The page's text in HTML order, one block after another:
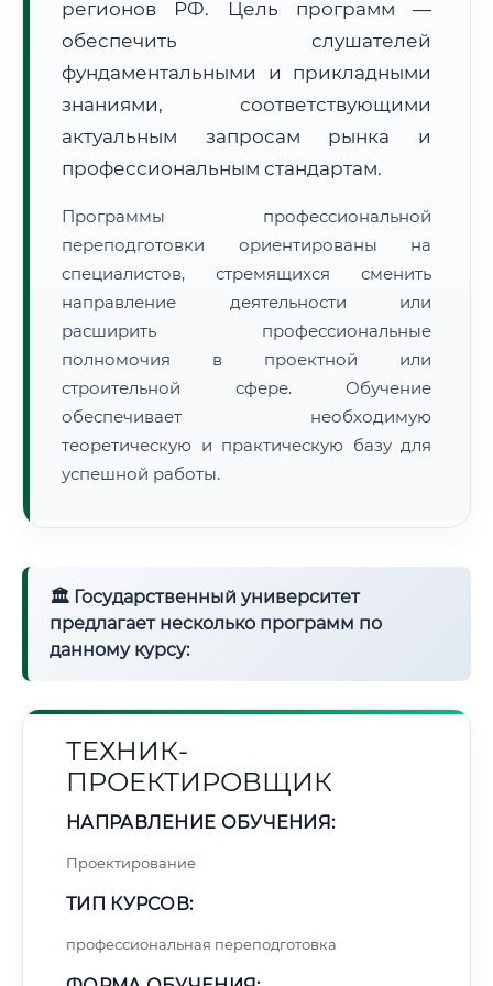
Расчет логистики оригиналов:
• Маршрут транзита: ~3 095 км
• Экспресс-доставка СДЭК / Почтой:4–6 рабочих дней
🔍Нажмите на документ для увеличения и просмотра
регионов РФ. Цель программ —
обеспечить слушателей
фундаментальными и прикладными
знаниями, соответствующими
актуальным запросам рынка и
профессиональным стандартам.
Программы профессиональной
переподготовки ориентированы на
специалистов, стремящихся сменить
направление деятельности или
расширить профессиональные
полномочия в проектной или
строительной сфере. Обучение
обеспечивает необходимую
теоретическую и практическую базу для
успешной работы.
🏛 Государственный университет
предлагает несколько программ по
данному курсу:
ТЕХНИК-
ПРОЕКТИРОВЩИК
НАПРАВЛЕНИЕ ОБУЧЕНИЯ:
Проектирование
ТИП КУРСОВ:
профессиональная переподготовка